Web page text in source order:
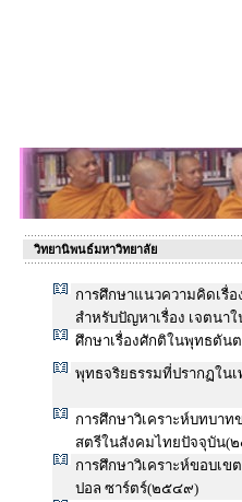
วิทยานิพนธ์มหาวิทยาลัย
การศึกษาแนวความคิดเรื่
สำหรับปัญหาเรื่อง เจตน
ศึกษาเรื่องศักติในพุทธตัน
พุทธจริยธรรมที่ปรากฏใน
การศึกษาวิเคราะห์บทบา
สตรีในสังคมไทยปัจจุบัน(
การศึกษาวิเคราะห์ขอบเ
ปอล ซาร์ตร์(๒๕๔๙)